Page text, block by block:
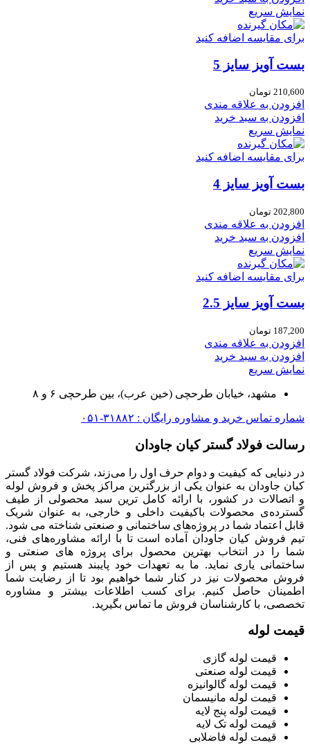
نمایش سریع
برای مقایسه اضافه کنید
بست آویز سایز 5
210,600 تومان
افزودن به علاقه مندی
افزودن به سبد خرید
نمایش سریع
برای مقایسه اضافه کنید
بست آویز سایز 4
202,800 تومان
افزودن به علاقه مندی
افزودن به سبد خرید
نمایش سریع
برای مقایسه اضافه کنید
بست آویز سایز 2.5
187,200 تومان
افزودن به علاقه مندی
افزودن به سبد خرید
نمایش سریع
مشهد، خیابان طرحچی (خین عرب)، بین طرحچی ۶ و ۸
شماره تماس خرید و مشاوره رایگان : ۳۱۸۸۲-۰۵۱
رسالت فولاد گستر کیان جاودان
در دنیایی که کیفیت و دوام حرف اول را می‌زند، شرکت فولاد گستر
کیان جاودان به عنوان یکی از بزرگترین مراکز پخش و فروش لوله
و اتصالات در کشور، با ارائه کامل ترین سبد محصولی از طیف
گسترده‌‌ی محصولات باکیفیت داخلی و خارجی، به عنوان شریک
قابل اعتماد شما در پروژه‌های ساختمانی و صنعتی شناخته می شود.
تیم فروش کیان جاودان آماده است تا با ارائه مشاوره‌های فنی،
شما را در انتخاب بهترین محصول برای پروژه های صنعتی و
ساختمانی یاری نماید. ما به تعهدات خود پایبند هستیم و پس از
فروش محصولات نیز در کنار شما خواهیم بود تا از رضایت شما
اطمینان حاصل کنیم. برای کسب اطلاعات بیشتر و مشاوره
تخصصی، با کارشناسان فروش ما تماس بگیرید.
قیمت لوله
قیمت لوله گازی
قیمت لوله صنعتی
قیمت لوله گالوانیزه
قیمت لوله مانیسمان
قیمت لوله پنج لایه
قیمت لوله تک لایه
قیمت لوله فاضلابی